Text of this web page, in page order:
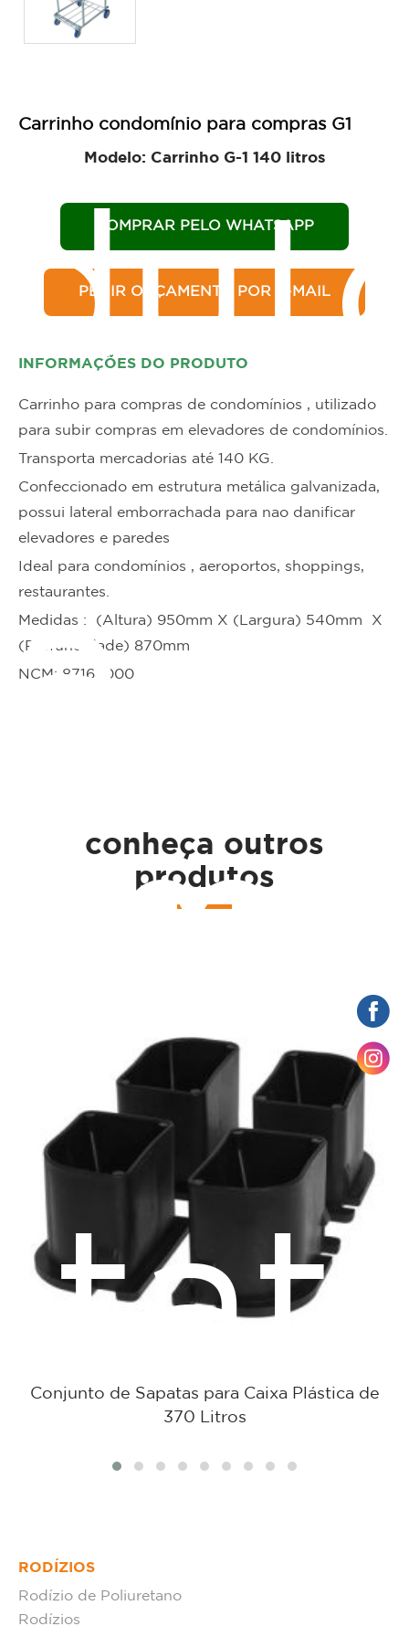
Carrinho condomínio para compras G1
Modelo: Carrinho G-1 140 litros
COMPRAR PELO WHATSAPP
PEDIR ORÇAMENTO POR E-MAIL
INFORMAÇÕES DO PRODUTO
Carrinho para compras de condomínios , utilizado
para subir compras em elevadores de condomínios.
Transporta mercadorias até 140 KG.
Confeccionado em estrutura metálica galvanizada,
possui lateral emborrachada para nao danificar
elevadores e paredes
Ideal para condomínios , aeroportos, shoppings,
restaurantes.
Medidas : (Altura) 950mm X (Largura) 540mm X
(Profundidade) 870mm
NCM: 87168000
conheça outros
produtos
Conjunto de Sapatas para Caixa Plástica de
370 Litros
RODÍZIOS
Rodízio de Poliuretano
Rodízios